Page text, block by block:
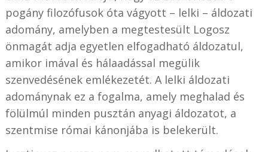
pogány filozófusok óta vágyott – lelki – áldozati
adomány, amelyben a megtestesült Logosz
önmagát adja egyetlen elfogadható áldozatul,
amikor imával és hálaadással megülik
szenvedésének emlékezetét. A lelki áldozati
adománynak ez a fogalma, amely meghalad és
fölülmúl minden pusztán anyagi áldozatot, a
szentmise római kánonjába is belekerült.